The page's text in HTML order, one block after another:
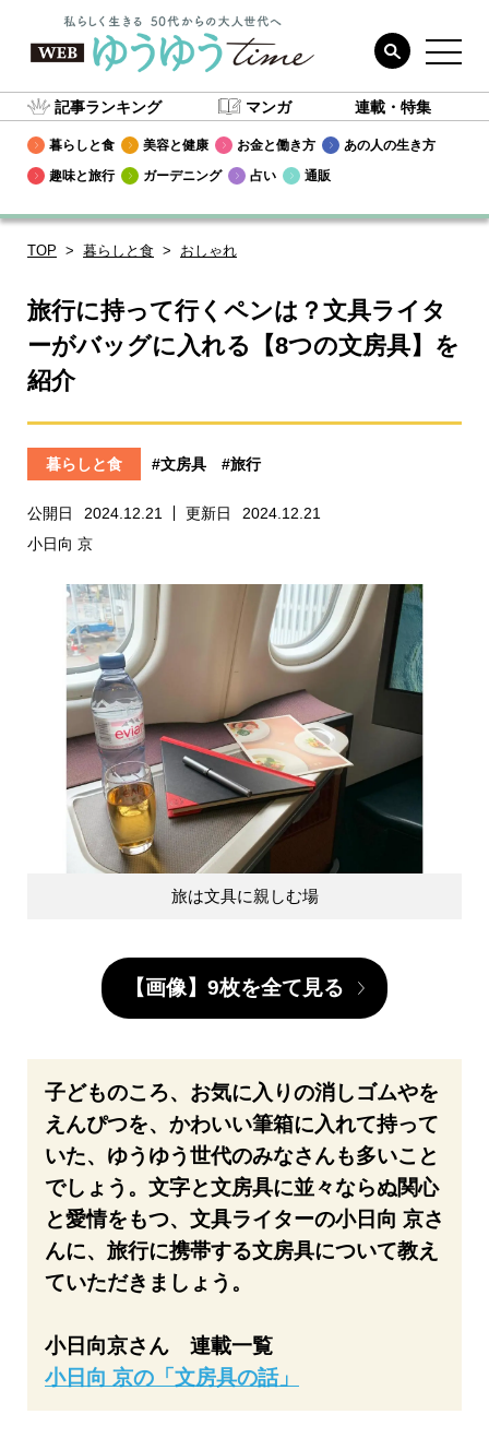
記事ランキング マンガ 連載・特集
暮らしと食 美容と健康 お金と働き方
あの人の生き方
趣味と旅行
ガーデニング 占い 通販
TOP 暮らしと食 おしゃれ
旅行に持って行くペンは？文具ライタ
ーがバッグに入れる【8つの文房具】を
紹介
暮らしと食 #文房具 #旅行
公開日 2024.12.21 更新日
2024.12.21
小日向 京
旅は文具に親しむ場
【画像】9枚を全て見る
子どものころ、お気に入りの消しゴムやを
えんぴつを、かわいい筆箱に入れて持って
いた、ゆうゆう世代のみなさんも多いこと
でしょう。文字と文房具に並々ならぬ関心
と愛情をもつ、文具ライターの小日向 京さ
んに、旅行に携帯する文房具について教え
ていただきましょう。
小日向京さん 連載一覧
小日向 京の「文房具の話」